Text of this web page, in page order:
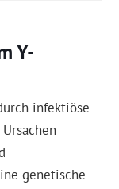
Y-
infektiöse
genetische